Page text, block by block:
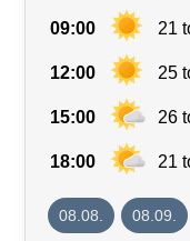
09:00 21
12:00 25
15:00 26
18:00 21
08.08. 08.09.